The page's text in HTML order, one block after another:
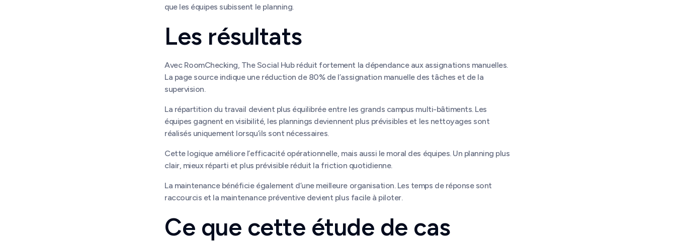
que les équipes subissent le planning.
Les résultats
Avec RoomChecking, The Social Hub réduit fortement la dépendance aux assignations manuelles.
La page source indique une réduction de 80% de l’assignation manuelle des tâches et de la
supervision.
La répartition du travail devient plus équilibrée entre les grands campus multi-bâtiments. Les
équipes gagnent en visibilité, les plannings deviennent plus prévisibles et les nettoyages sont
réalisés uniquement lorsqu’ils sont nécessaires.
Cette logique améliore l’efficacité opérationnelle, mais aussi le moral des équipes. Un planning plus
clair, mieux réparti et plus prévisible réduit la friction quotidienne.
La maintenance bénéficie également d’une meilleure organisation. Les temps de réponse sont
raccourcis et la maintenance préventive devient plus facile à piloter.
Ce que cette étude de cas